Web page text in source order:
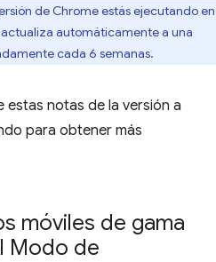
de Chrome estás ejecutando en
actualiza automáticamente a una
cada 6 semanas.
estas notas de la versión a
para obtener más
móviles de gama
Modo de